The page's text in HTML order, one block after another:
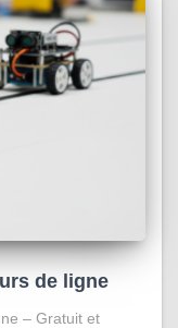
de ligne
– Gratuit et